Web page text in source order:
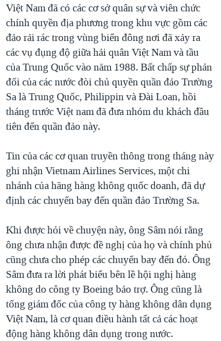
Việt Nam đã có các cơ sở quân sự và viên chức
chính quyền địa phương trong khu vực gồm các
đảo rải rác trong vùng biển đông nơi đã xảy ra
các vụ đụng độ giữa hải quân Việt Nam và tầu
của Trung Quốc vào năm 1988. Bất chấp sự phản
đối của các nước đòi chủ quyền quần đảo Trường
Sa là Trung Quốc, Philippin và Đài Loan, hồi
tháng trước Việt nam đã đưa nhóm du khách đầu
tiên đến quần đảo này.
Tin của các cơ quan truyền thông trong tháng này
ghi nhận Vietnam Airlines Services, một chi
nhánh của hãng hàng không quốc doanh, đã dự
định các chuyến bay đến quần đảo Trường Sa.
Khi được hỏi về chuyện này, ông Sâm nói rằng
ông chưa nhận được đề nghị của họ và chính phủ
cũng chưa cho phép các chuyến bay đến đó. Ông
Sâm đưa ra lời phát biểu bên lề hội nghị hàng
không do công ty Boeing bảo trợ. Ông cũng là
tổng giám đốc của công ty hàng không dân dụng
Việt Nam, là cơ quan điều hành tất cả các hoạt
động hàng không dân dụng trong nước.